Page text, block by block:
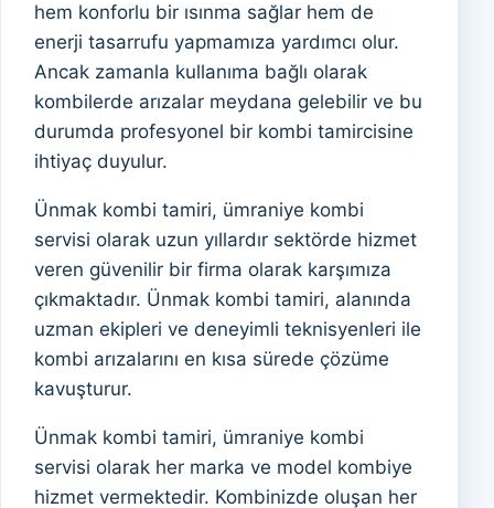
hem konforlu bir ısınma sağlar hem de
enerji tasarrufu yapmamıza yardımcı olur.
Ancak zamanla kullanıma bağlı olarak
kombilerde arızalar meydana gelebilir ve bu
durumda profesyonel bir kombi tamircisine
ihtiyaç duyulur.
Ünmak kombi tamiri, ümraniye kombi
servisi olarak uzun yıllardır sektörde hizmet
veren güvenilir bir firma olarak karşımıza
çıkmaktadır. Ünmak kombi tamiri, alanında
uzman ekipleri ve deneyimli teknisyenleri ile
kombi arızalarını en kısa sürede çözüme
kavuşturur.
Ünmak kombi tamiri, ümraniye kombi
servisi olarak her marka ve model kombiye
hizmet vermektedir. Kombinizde oluşan her